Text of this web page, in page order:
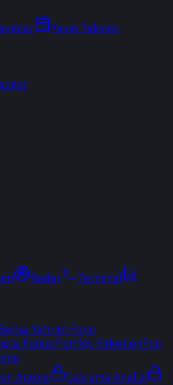
Yayın Takvimi
Radar
Terminal
Yatırım Fonu
FonlarPortföy ŞirketleriFon
Arama
Çakışma Analizi